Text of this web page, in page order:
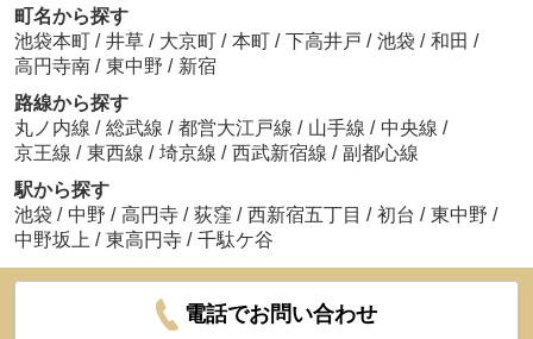
町名から探す
池袋本町 / 井草 / 大京町 / 本町 / 下高井戸 / 池袋 / 和田 /
高円寺南 / 東中野 / 新宿
路線から探す
丸ノ内線 / 総武線 / 都営大江戸線 / 山手線 / 中央線 /
京王線 / 東西線 / 埼京線 / 西武新宿線 / 副都心線
駅から探す
池袋 / 中野 / 高円寺 / 荻窪 / 西新宿五丁目 / 初台 / 東中野 /
中野坂上 / 東高円寺 / 千駄ケ谷
電話でお問い合わせ